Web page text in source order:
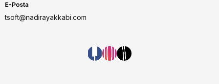
E-Posta
tsoft@nadirayakkabi.com